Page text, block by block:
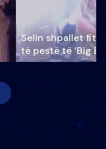
Selin shpallet
të pestë të ‘Big